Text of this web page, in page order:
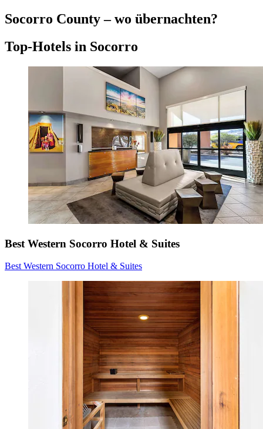
Socorro County – wo übernachten?
Top-Hotels in Socorro
Best Western Socorro Hotel & Suites
Best Western Socorro Hotel & Suites